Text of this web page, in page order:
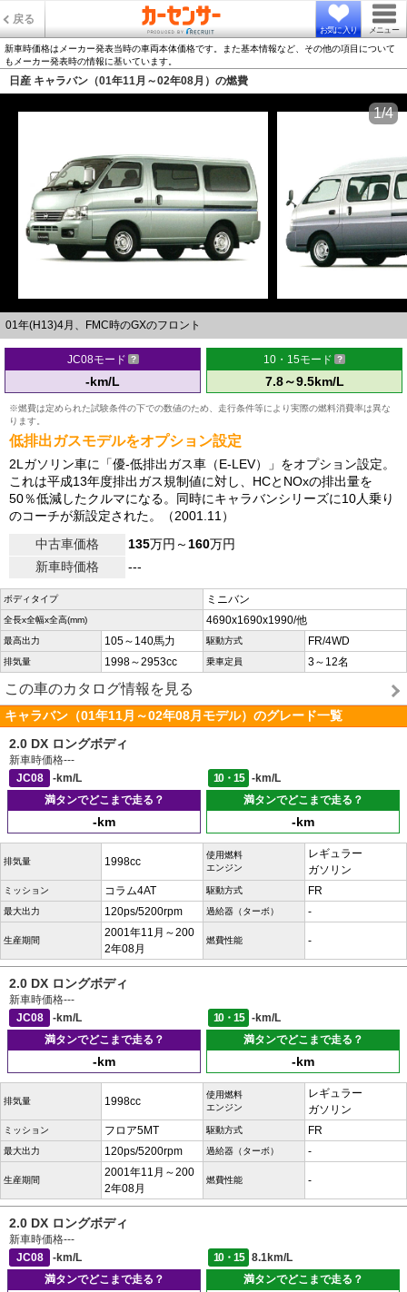
戻る
お気に入り メニュー
新車時価格はメーカー発表当時の車両本体価格です。また基本情報など、その他の項目について
もメーカー発表時の情報に基いています。
日産 キャラバン（01年11月～02年08月）の燃費
01年(H13)4月、FMC時のGXのフロント
1/4
JC08モード
-km/L
10・15モード
7.8～9.5km/L
※燃費は定められた試験条件の下での数値のため、走行条件等により実際の燃料消費率は異な
ります。
低排出ガスモデルをオプション設定
2Lガソリン車に「優-低排出ガス車（E-LEV）」をオプション設定。
これは平成13年度排出ガス規制値に対し、HCとNOxの排出量を
50％低減したクルマになる。同時にキャラバンシリーズに10人乗り
のコーチが新設定された。（2001.11）
中古車価格
135万円～160万円
新車時価格
---
ボディタイプ ミニバン
全長x全幅x全高(mm) 4690x1690x1990/他
最高出力 105～140馬力 駆動方式 FR/4WD
排気量 1998～2953cc 乗車定員 3～12名
この車のカタログ情報を見る
キャラバン（01年11月～02年08月モデル）のグレード一覧
2.0 DX ロングボディ
新車時価格---
JC08
-km/L 10・15
-km/L
満タンでどこまで走る？
-km
満タンでどこまで走る？
-km
排気量 1998cc
使用燃料
エンジン
レギュラー
ガソリン
ミッション コラム4AT 駆動方式 FR
最大出力 120ps/5200rpm 過給器（ターボ） -
生産期間
2001年11月～200
2年08月
燃費性能 -
2.0 DX ロングボディ
新車時価格---
JC08
-km/L 10・15
-km/L
満タンでどこまで走る？
-km
満タンでどこまで走る？
-km
排気量 1998cc
使用燃料
エンジン
レギュラー
ガソリン
ミッション フロア5MT 駆動方式 FR
最大出力 120ps/5200rpm 過給器（ターボ） -
生産期間
2001年11月～200
2年08月
燃費性能 -
2.0 DX ロングボディ
新車時価格---
JC08
-km/L 10・15
8.1km/L
満タンでどこまで走る？
満タンでどこまで走る？